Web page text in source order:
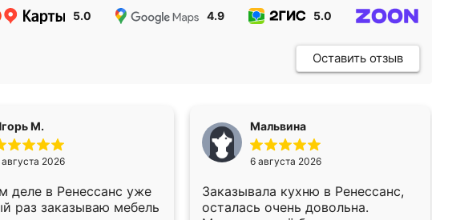
5.0 4.9 5.0
Оставить отзыв
М.
августа 2026
деле в Ренессанс уже
раз заказываю мебель
Мальвина
6 августа 2026
Заказывала кухню в Ренессанс,
осталась очень довольна.